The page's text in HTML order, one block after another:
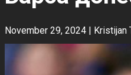
November 29, 2024 | Kristijan